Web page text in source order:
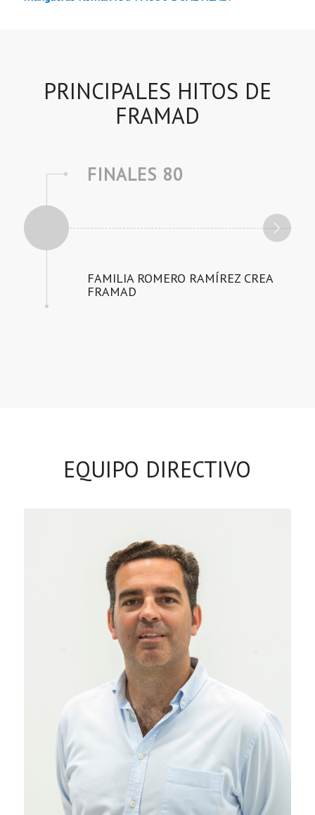
PRINCIPALES HITOS DE
FRAMAD
FINALES 80
FAMILIA ROMERO RAMÍREZ CREA
FRAMAD
EQUIPO DIRECTIVO